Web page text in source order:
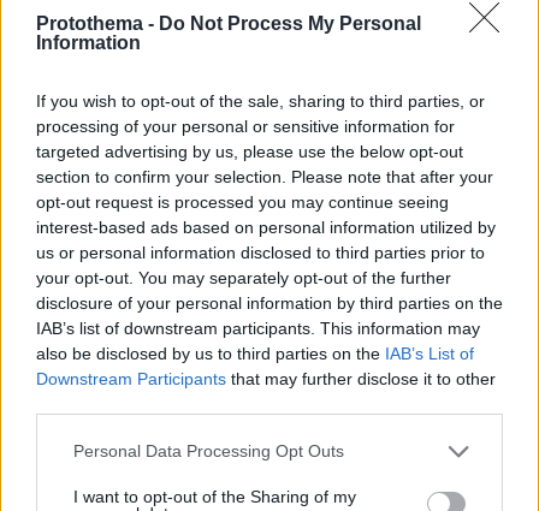
Protothema - Do Not Process My Personal
Information
If you wish to opt-out of the sale, sharing to third parties, or
processing of your personal or sensitive information for
targeted advertising by us, please use the below opt-out
section to confirm your selection. Please note that after your
opt-out request is processed you may continue seeing
interest-based ads based on personal information utilized by
us or personal information disclosed to third parties prior to
your opt-out. You may separately opt-out of the further
disclosure of your personal information by third parties on the
IAB’s list of downstream participants. This information may
also be disclosed by us to third parties on the IAB’s List of
Downstream Participants that may further disclose it to other
Please note that this website/app uses one or more Google
not limited to your visit or usage behaviour. You may click to
Personal Data Processing Opt Outs
I want to opt-out of the Sharing of my
την αποκαθήλωσή του, αντιδράσεις
για το «μυστικό σχέδιο»
Στο 401 οι δύο αστυνομικοί μετά το
τροχαίο στην Αθηνών-Σουνίου, πώς
έγινε η σφοδρή σύγκρουση με
αυτοκίνητο τουριστών
09.08.2026, 08:55 65
Η Βαλέρια Χοψονίδου βάφτισε τον γιο